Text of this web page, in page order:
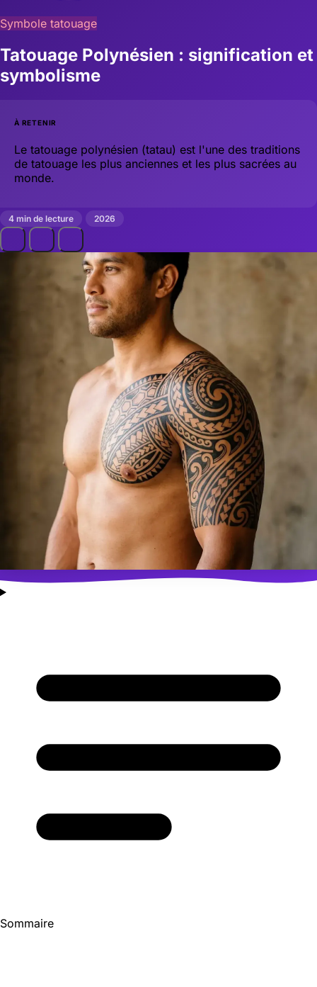
Symbole tatouage
Tatouage Polynésien : signification et
symbolisme
À RETENIR
Le tatouage polynésien (tatau) est l'une des traditions
de tatouage les plus anciennes et les plus sacrées au
monde.
4 min de lecture 2026
Sommaire